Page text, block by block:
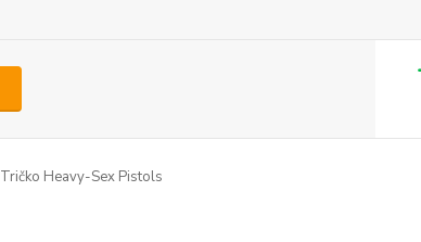
Tričko Heavy-Sex Pistols